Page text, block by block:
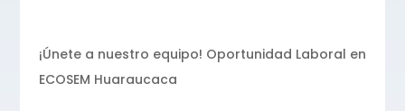
¡Únete a nuestro equipo! Oportunidad Laboral en
ECOSEM Huaraucaca